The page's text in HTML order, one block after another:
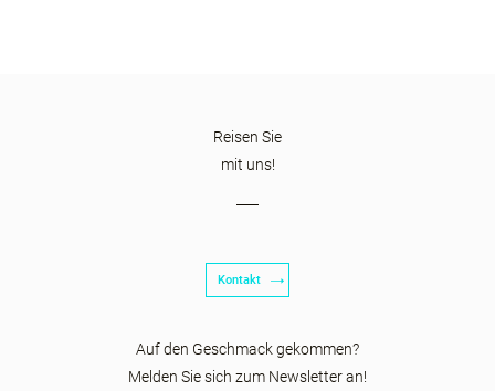
Reisen Sie
mit uns!
Kontakt
Auf den Geschmack gekommen?
Melden Sie sich zum Newsletter an!